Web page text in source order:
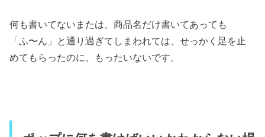
何も書いてないまたは、商品名だけ書いてあっても
「ふ〜ん」と通り過ぎてしまわれては、せっかく足を止
めてもらったのに、もったいないです。